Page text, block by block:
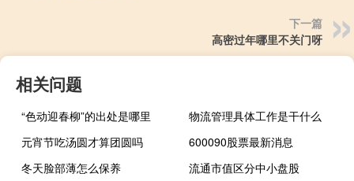
下一篇
高密过年哪里不关门呀
相关问题
“色动迎春柳”的出处是哪里
物流管理具体工作是干什么
元宵节吃汤圆才算团圆吗
600090股票最新消息
冬天脸部薄怎么保养
流通市值区分中小盘股